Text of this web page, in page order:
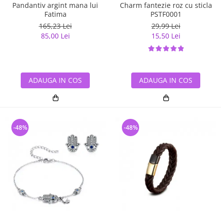
Pandantiv argint mana lui
Fatima
165,23 Lei
85,00 Lei
ADAUGA IN COS
Charm fantezie roz cu sticla
PSTF0001
29,99 Lei
15,50 Lei
ADAUGA IN COS
-48% -48%